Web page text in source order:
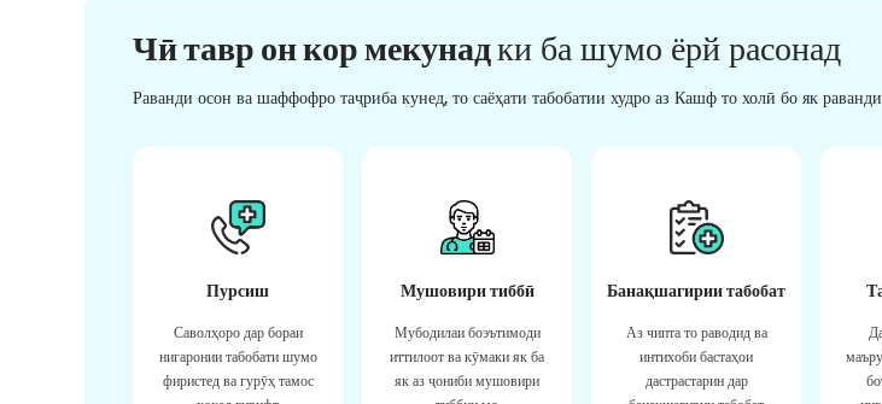
Чӣ тавр он кор мекунадки ба шумо ёрй расонад
Раванди осон ва шаффофро таҷриба кунед, то саёҳати табобатии худро аз Кашф то холӣ бо як
Пурсиш
Саволҳоро дар бораи
нигаронии табобати шумо
фиристед ва гурӯҳ тамос
Мушовири тиббӣ
Мубодилаи боэътимоди
иттилоот ва кӯмаки як ба
як аз ҷониби мушовири
Банақшагирии табобат
Аз чипта то раводид ва
интихоби бастаҳои
дастрастарин дар